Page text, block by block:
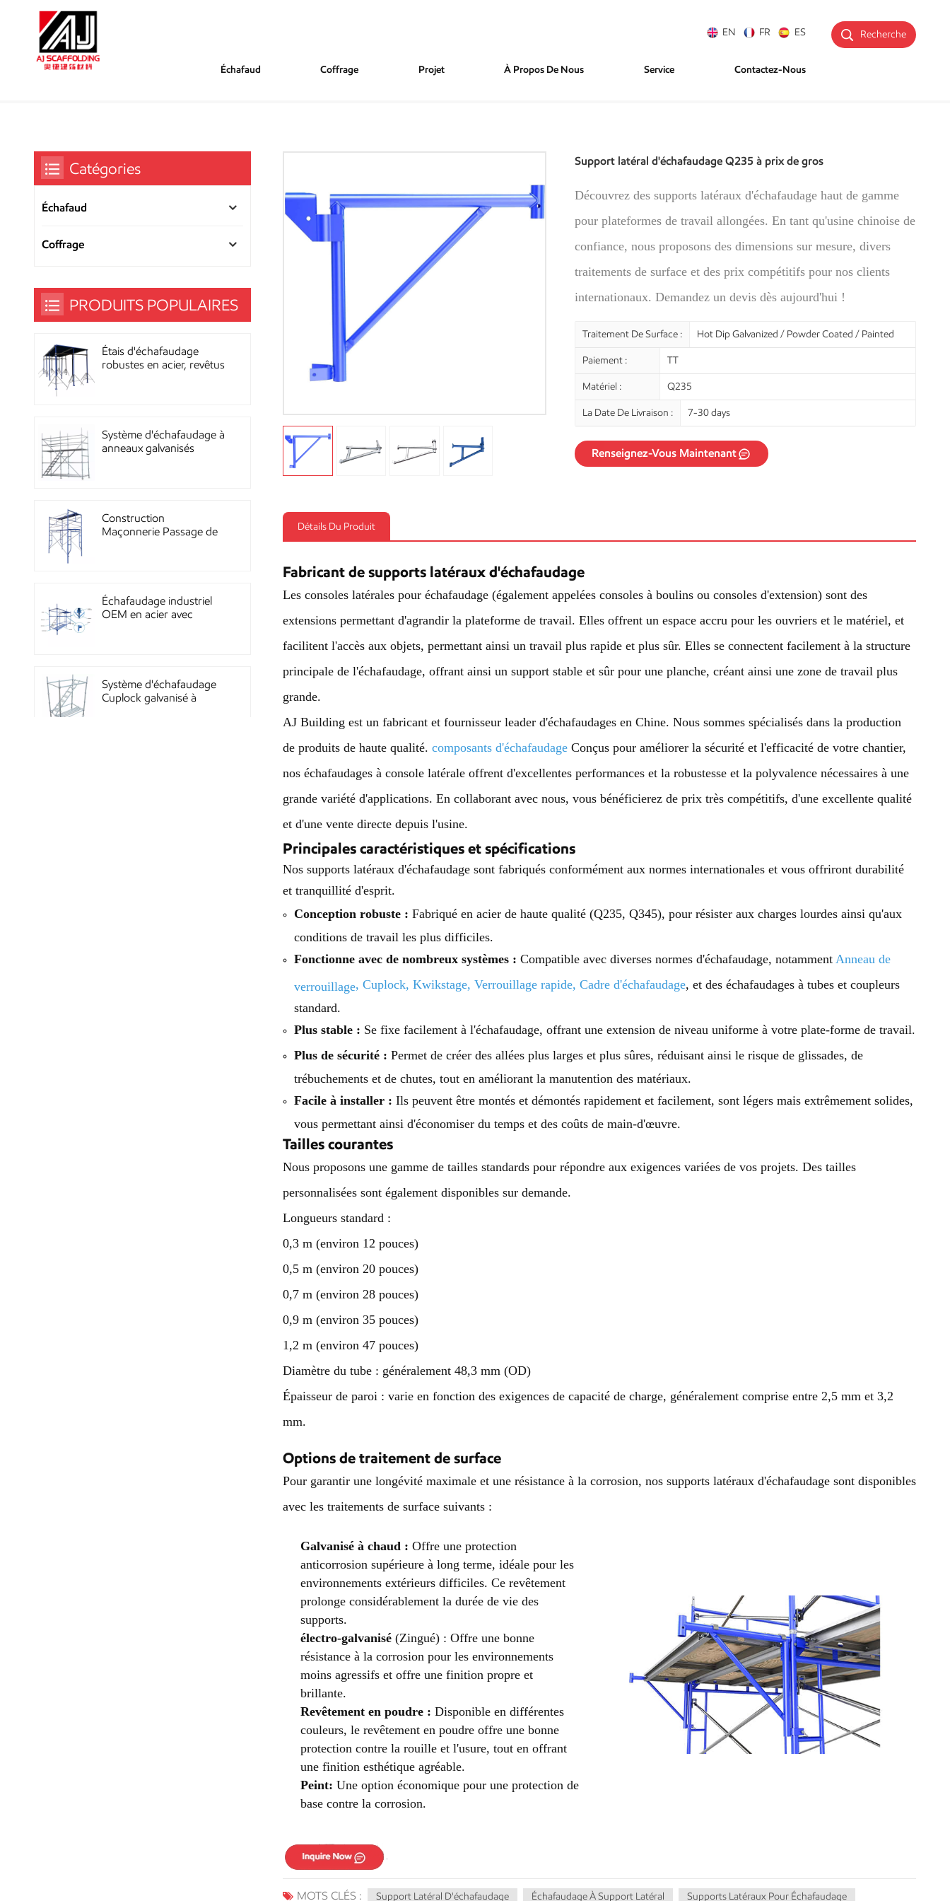
Recherche
EN FR ES
Échafaud Coffrage Projet À Propos De Nous Service Contactez-Nous
Support latéral d'échafaudage Q235 à prix de gros
Découvrez des supports latéraux d'échafaudage haut de gamme
pour plateformes de travail allongées. En tant qu'usine chinoise de
confiance, nous proposons des dimensions sur mesure, divers
traitements de surface et des prix compétitifs pour nos clients
internationaux. Demandez un devis dès aujourd'hui !
Traitement De Surface : Hot Dip Galvanized / Powder Coated / Painted
Paiement : TT
Matériel : Q235
La Date De Livraison : 7-30 days
Renseignez-Vous Maintenant
Détails Du Produit
Fabricant de supports latéraux d'échafaudage
Les consoles latérales pour échafaudage (également appelées consoles à boulins ou consoles d'extension) sont des
extensions permettant d'agrandir la plateforme de travail. Elles offrent un espace accru pour les ouvriers et le matériel, et
facilitent l'accès aux objets, permettant ainsi un travail plus rapide et plus sûr. Elles se connectent facilement à la structure
principale de l'échafaudage, offrant ainsi un support stable et sûr pour une planche, créant ainsi une zone de travail plus
grande.
AJ Building est un fabricant et fournisseur leader d'échafaudages en Chine. Nous sommes spécialisés dans la production
de produits de haute qualité. composants d'échafaudage Conçus pour améliorer la sécurité et l'efficacité de votre chantier,
nos échafaudages à console latérale offrent d'excellentes performances et la robustesse et la polyvalence nécessaires à une
grande variété d'applications. En collaborant avec nous, vous bénéficierez de prix très compétitifs, d'une excellente qualité
et d'une vente directe depuis l'usine.
Principales caractéristiques et spécifications
Nos supports latéraux d'échafaudage sont fabriqués conformément aux normes internationales et vous offriront durabilité
et tranquillité d'esprit.
Conception robuste : Fabriqué en acier de haute qualité (Q235, Q345), pour résister aux charges lourdes ainsi qu'aux
conditions de travail les plus difficiles.
Fonctionne avec de nombreux systèmes : Compatible avec diverses normes d'échafaudage, notamment Anneau de
verrouillage, Cuplock, Kwikstage, Verrouillage rapide, Cadre d'échafaudage, et des échafaudages à tubes et coupleurs
standard.
Plus stable : Se fixe facilement à l'échafaudage, offrant une extension de niveau uniforme à votre plate-forme de travail.
Plus de sécurité : Permet de créer des allées plus larges et plus sûres, réduisant ainsi le risque de glissades, de
trébuchements et de chutes, tout en améliorant la manutention des matériaux.
Facile à installer : Ils peuvent être montés et démontés rapidement et facilement, sont légers mais extrêmement solides,
vous permettant ainsi d'économiser du temps et des coûts de main-d'œuvre.
Tailles courantes
Nous proposons une gamme de tailles standards pour répondre aux exigences variées de vos projets. Des tailles
personnalisées sont également disponibles sur demande.
Longueurs standard :
0,3 m (environ 12 pouces)
0,5 m (environ 20 pouces)
0,7 m (environ 28 pouces)
0,9 m (environ 35 pouces)
1,2 m (environ 47 pouces)
Diamètre du tube : généralement 48,3 mm (OD)
Épaisseur de paroi : varie en fonction des exigences de capacité de charge, généralement comprise entre 2,5 mm et 3,2
mm.
Options de traitement de surface
Pour garantir une longévité maximale et une résistance à la corrosion, nos supports latéraux d'échafaudage sont disponibles
avec les traitements de surface suivants :
Galvanisé à chaud : Offre une protection
anticorrosion supérieure à long terme, idéale pour les
environnements extérieurs difficiles. Ce revêtement
prolonge considérablement la durée de vie des
supports.
électro-galvanisé (Zingué) : Offre une bonne
résistance à la corrosion pour les environnements
moins agressifs et offre une finition propre et
brillante.
Revêtement en poudre : Disponible en différentes
couleurs, le revêtement en poudre offre une bonne
protection contre la rouille et l'usure, tout en offrant
une finition esthétique agréable.
Peint: Une option économique pour une protection de
base contre la corrosion.
MOTS CLÉS : Support Latéral D'échafaudage Échafaudage À Support Latéral Supports Latéraux Pour Échafaudage
Catégories
Échafaud
Coffrage
PRODUITS POPULAIRES
Étais d'échafaudage
robustes en acier, revêtus
Système d'échafaudage à
anneaux galvanisés
Construction
Maçonnerie Passage de
Échafaudage industriel
OEM en acier avec
Système d'échafaudage
Cuplock galvanisé à